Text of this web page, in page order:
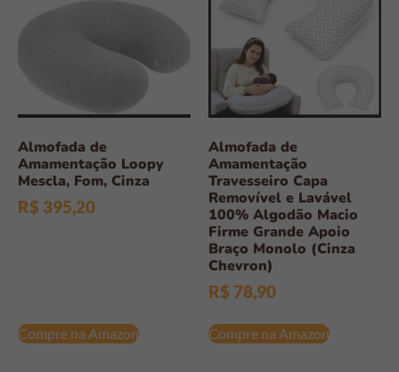
Almofada de
Amamentação Loopy
Mescla, Fom, Cinza
R$ 395,20
Compre na Amazon
Almofada de
Amamentação
Travesseiro Capa
Removível e Lavável
100% Algodão Macio
Firme Grande Apoio
Braço Monolo (Cinza
Chevron)
R$ 78,90
Compre na Amazon